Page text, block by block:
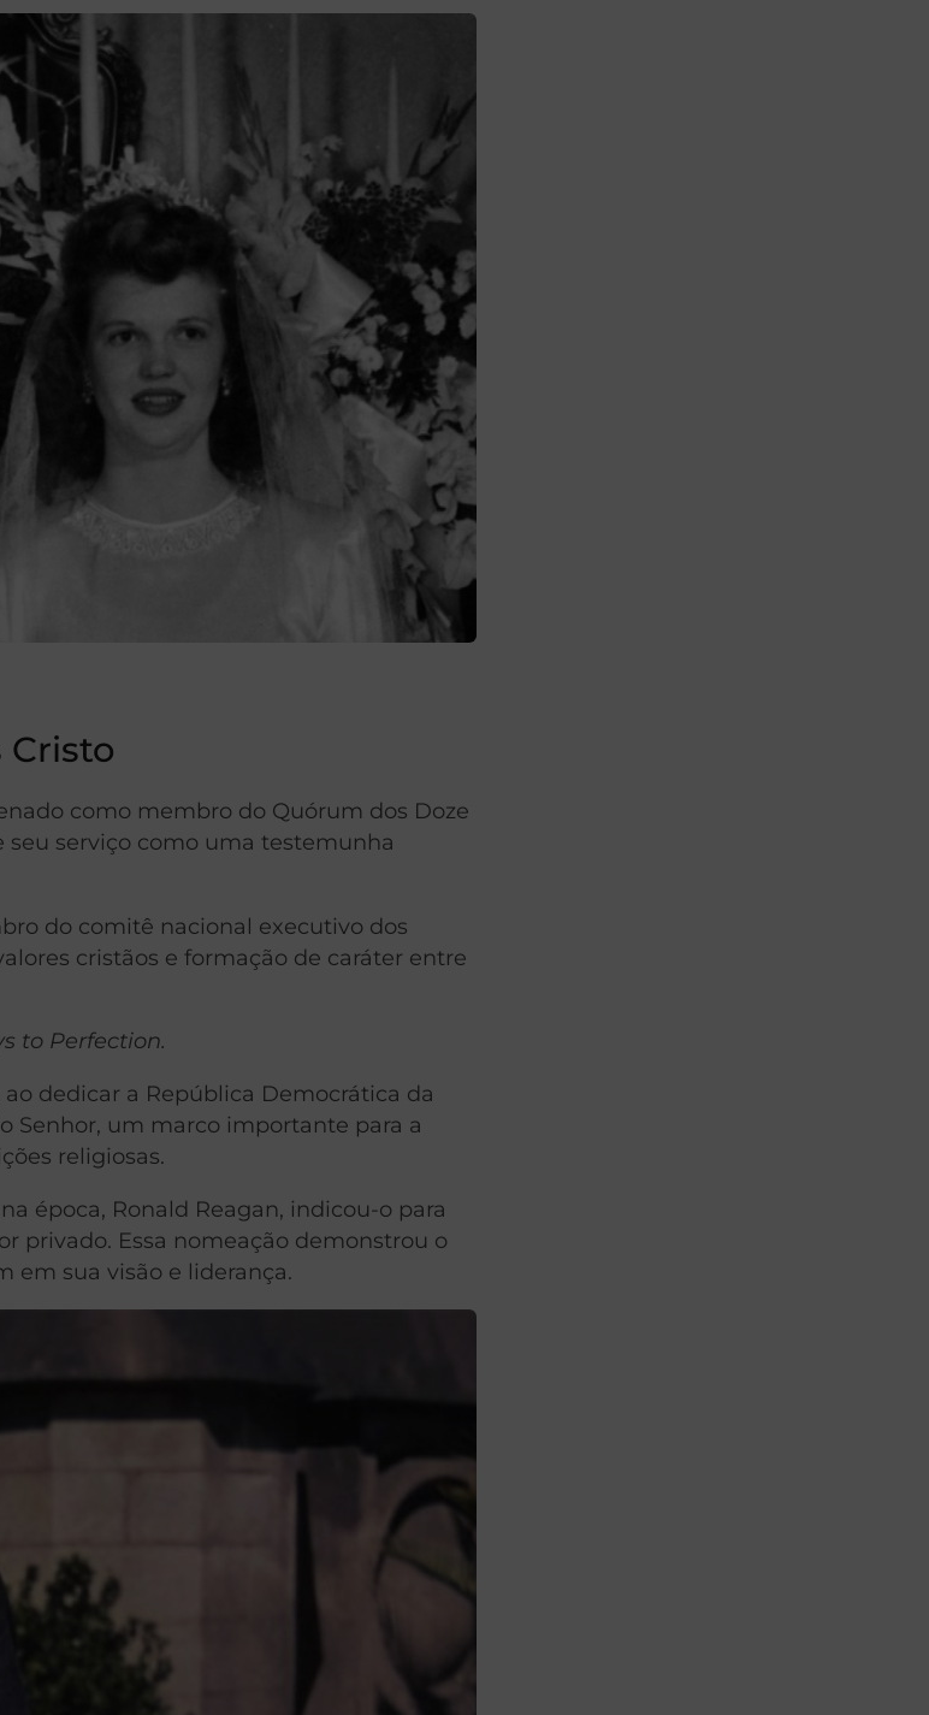
Cristo
como membro do Quórum dos Doze
serviço como uma testemunha
do comitê nacional executivo dos
cristãos e formação de caráter entre
to Perfection.
dedicar a República Democrática da
Senhor, um marco importante para a
religiosas.
época, Ronald Reagan, indicou-o para
privado. Essa nomeação demonstrou o
em sua visão e liderança.